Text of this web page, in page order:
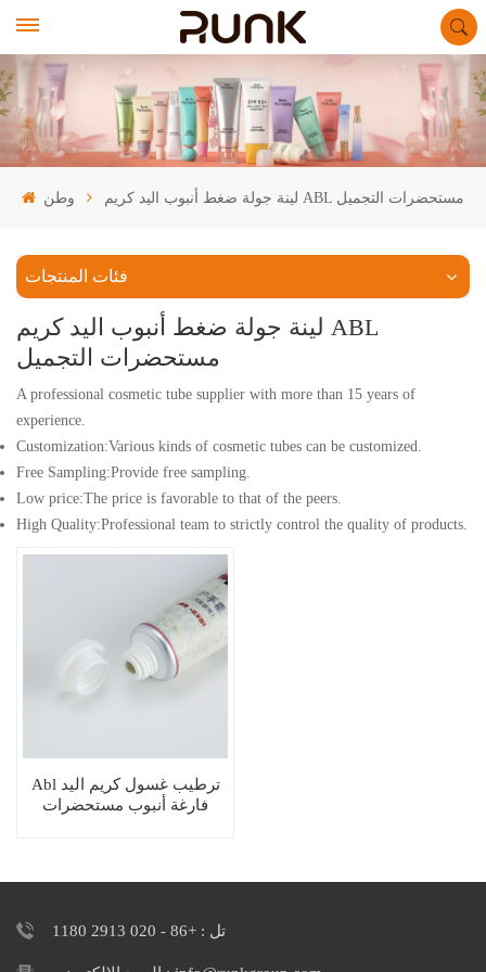
وطن لينة جولة ضغط أنبوب اليد كريم ABL مستحضرات التجميل
فئات المنتجات
لينة جولة ضغط أنبوب اليد كريم ABL
مستحضرات التجميل
A professional cosmetic tube supplier with more than 15 years of
experience.
Customization:Various kinds of cosmetic tubes can be customized.
Free Sampling:Provide free sampling.
Low price:The price is favorable to that of the peers.
High Quality:Professional team to strictly control the quality of products.
Abl ترطيب غسول كريم اليد
فارغة أنبوب مستحضرات
تل : +86 - 020 2913 1180